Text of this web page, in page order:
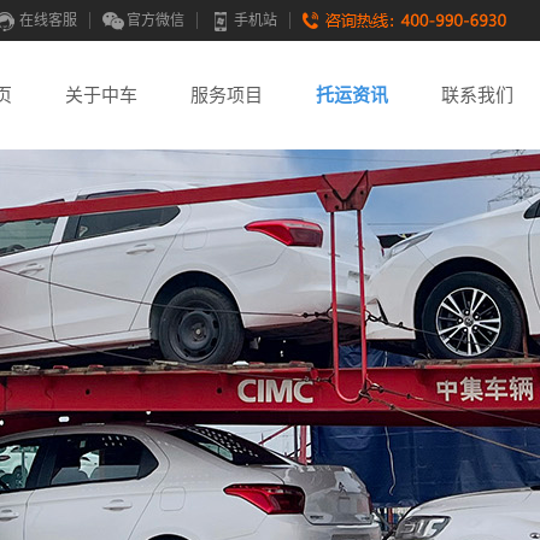
在线客服 官方微信 手机站
关于中车 服务项目 托运资讯 联系我们